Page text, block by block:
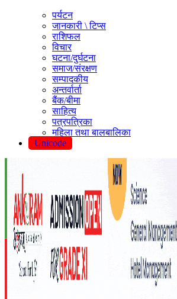
पर्यटन
जानकारी \ टिप्स
राशिफल
विचार
घटना/दुर्घटना
समाज/संरक्षण
सम्पादकीय
अन्तर्वार्ता
बैंक/बीमा
साहित्य
पत्रपत्रिका
महिला तथा बालबालिका
Unicode